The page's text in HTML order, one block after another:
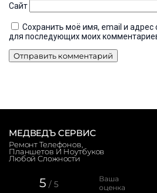
Сайт
Сохранить моё имя, email и адрес
для последующих моих
МЕДВЕДЪ СЕРВИС
Ремонт Телефонов,
Планшетов И Ноутбуков
Любой Сложности
5 / 5
Ваша
оценка